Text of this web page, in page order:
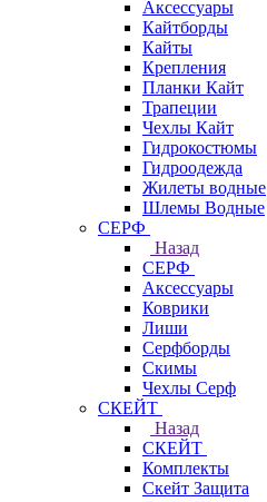
Аксессуары
Кайтборды
Кайты
Крепления
Планки Кайт
Трапеции
Чехлы Кайт
Гидрокостюмы
Гидроодежда
Жилеты водные
Шлемы Водные
СЕРФ
Назад
СЕРФ
Аксессуары
Коврики
Лиши
Серфборды
Скимы
Чехлы Cерф
СКЕЙТ
Назад
СКЕЙТ
Комплекты
Скейт Защита